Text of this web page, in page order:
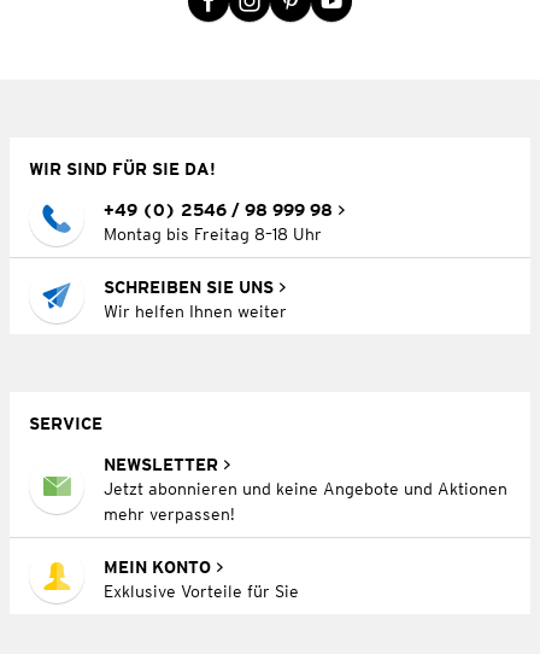
WIR SIND FÜR SIE DA!
+49 (0) 2546 / 98 999 98
Montag bis Freitag 8–18 Uhr
SCHREIBEN SIE UNS
Wir helfen Ihnen weiter
SERVICE
NEWSLETTER
Jetzt abonnieren und keine Angebote und Aktionen
mehr verpassen!
MEIN KONTO
Exklusive Vorteile für Sie